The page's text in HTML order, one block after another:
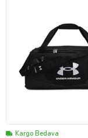
Kargo Bedava